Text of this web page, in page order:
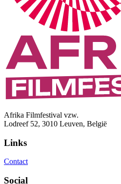
Afrika Filmfestival vzw.
Lodreef 52, 3010 Leuven, België
Links
Contact
Social